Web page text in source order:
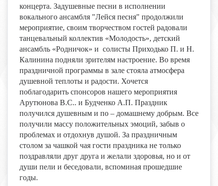
концерта. Задушевные песни в исполнении
вокального ансамбля "Лейся песня" продолжили
мероприятие, своим творчеством гостей радовали
танцевальный коллектив «Молодость», детский
ансамбль «Родничок» и солисты Приходько П. и Н.
Калинина подняли зрителям настроение. Во время
праздничной программы в зале стояла атмосфера
душевной теплоты и радости. Хочется
поблагодарить спонсоров нашего мероприятия
Арутюнова В.С.. и Будченко А.П. Праздник
получился душевным и по – домашнему добрым. Все
получили массу положительных эмоций, забыв о
проблемах и отдохнув душой. За праздничным
столом за чашкой чая гости праздника не только
поздравляли друг друга и желали здоровья, но и от
души пели и беседовали, вспоминая прошедшие
годы.